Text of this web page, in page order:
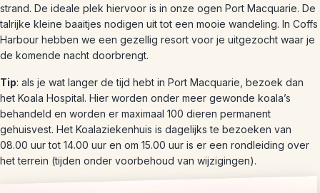
strand. De ideale plek hiervoor is in onze ogen Port Macquarie. De
talrijke kleine baaitjes nodigen uit tot een mooie wandeling. In Coffs
Harbour hebben we een gezellig resort voor je uitgezocht waar je
de komende nacht doorbrengt.
Tip: als je wat langer de tijd hebt in Port Macquarie, bezoek dan
het Koala Hospital. Hier worden onder meer gewonde koala’s
behandeld en worden er maximaal 100 dieren permanent
gehuisvest. Het Koalaziekenhuis is dagelijks te bezoeken van
08.00 uur tot 14.00 uur en om 15.00 uur is er een rondleiding over
het terrein (tijden onder voorbehoud van wijzigingen).